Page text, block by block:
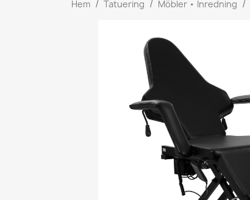
Hem Tatuering Möbler • Inredning